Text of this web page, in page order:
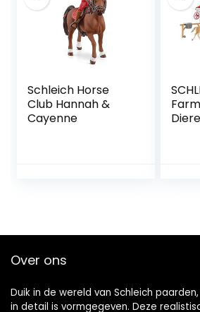
Schleich Horse
Club Hannah &
Cayenne
Over ons
Duik in de wereld van Schleich
in detail is vormgegeven. Deze